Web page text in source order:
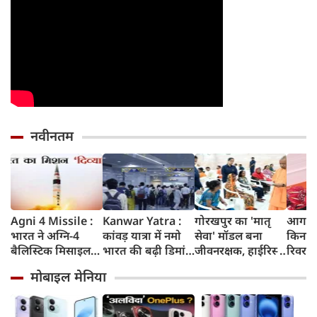
नवीनतम
Agni 4 Missile :
भारत ने अग्नि-4
बैलिस्टिक मिसाइल
किया, 4,000 KM
तक मारक क्षमता
Kanwar Yatra :
कांवड़ यात्रा में नमो
भारत की बढ़ी डिमांड,
कई स्टेशनों पर 50%
तक बढ़ी यात्रियों की
संख्या
गोरखपुर का 'मातृ
सेवा' मॉडल बना
जीवनरक्षक, हाईरिस्क
इलाज से बची 77
जिंदगियां
आगरा
रिवर
करेगी
मोबाइल मेनिया